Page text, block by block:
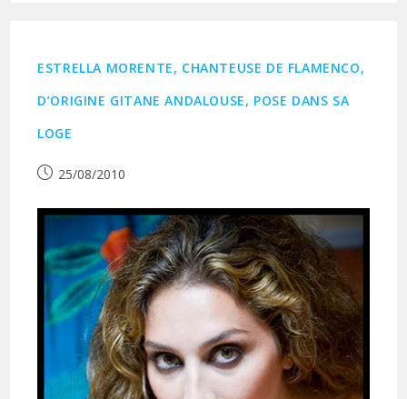
ESTRELLA MORENTE, CHANTEUSE DE FLAMENCO,
D’ORIGINE GITANE ANDALOUSE, POSE DANS SA
LOGE
Publication
25/08/2010